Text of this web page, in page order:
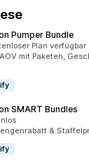
Pumper Bundle
insgesamtPlan verfügbar
mit Paketen,
SMART Bundles
&